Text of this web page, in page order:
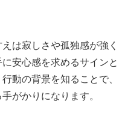
は寂しさや孤独感が強く
安心感を求めるサインと
動の背景を知ることで、
がかりになります。